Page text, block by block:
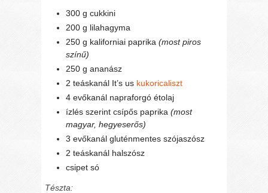
300 g cukkini
200 g lilahagyma
250 g kaliforniai paprika(most piros
színű)
250 g ananász
2 teáskanál It’s us kukoricaliszt
4 evőkanál napraforgó étolaj
ízlés szerint csípős paprika(most
magyar, hegyeserős)
3 evőkanál gluténmentes szójaszósz
2 teáskanál halszósz
csipet só
Tészta: